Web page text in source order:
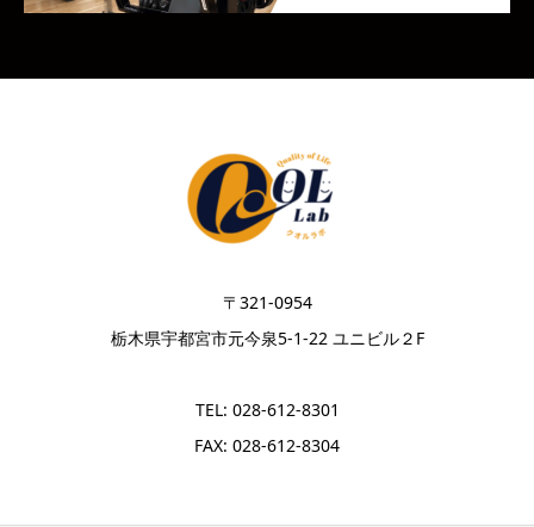
〒321-0954
栃木県宇都宮市元今泉5-1-22 ユニビル２F
TEL: 028-612-8301
FAX: 028-612-8304